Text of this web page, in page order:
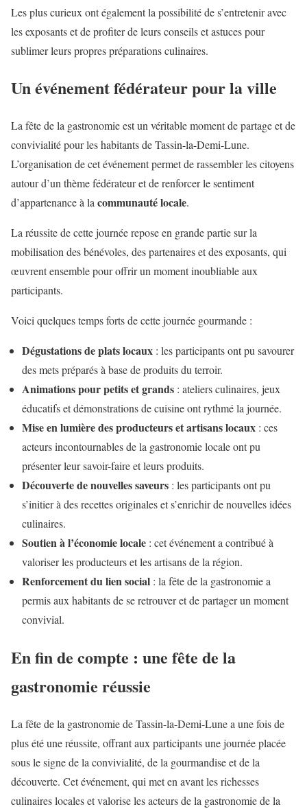
Les plus curieux ont également la possibilité de s’entretenir avec
les exposants et de profiter de leurs conseils et astuces pour
sublimer leurs propres préparations culinaires.
Un événement fédérateur pour la ville
La fête de la gastronomie est un véritable moment de partage et de
convivialité pour les habitants de Tassin-la-Demi-Lune.
L’organisation de cet événement permet de rassembler les citoyens
autour d’un thème fédérateur et de renforcer le sentiment
d’appartenance à lacommunauté locale.
La réussite de cette journée repose en grande partie sur la
mobilisation des bénévoles, des partenaires et des exposants, qui
œuvrent ensemble pour offrir un moment inoubliable aux
participants.
Voici quelques temps forts de cette journée gourmande :
Dégustations de plats locaux : les participants ont pu savourer
des mets préparés à base de produits du terroir.
Animations pour petits et grands : ateliers culinaires, jeux
éducatifs et démonstrations de cuisine ont rythmé la journée.
Mise en lumière des producteurs et artisans locaux : ces
acteurs incontournables de la gastronomie locale ont pu
présenter leur savoir-faire et leurs produits.
Découverte de nouvelles saveurs : les participants ont pu
s’initier à des recettes originales et s’enrichir de nouvelles idées
culinaires.
Soutien à l’économie locale : cet événement a contribué à
valoriser les producteurs et les artisans de la région.
Renforcement du lien social : la fête de la gastronomie a
permis aux habitants de se retrouver et de partager un moment
convivial.
En fin de compte : une fête de la
gastronomie réussie
La fête de la gastronomie de Tassin-la-Demi-Lune a une fois de
plus été une réussite, offrant aux participants une journée placée
sous le signe de la convivialité, de la gourmandise et de la
découverte. Cet événement, qui met en avant les richesses
culinaires locales et valorise les acteurs de la gastronomie de la